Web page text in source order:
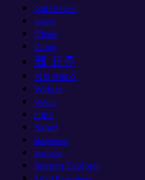
어플리케이션
Apache
iPhone
IE6 bug
웹 표준
워드프레스
Widget
Webkit
PHP 5
Safari
blueprintcss
MacBook
Internet Explorer